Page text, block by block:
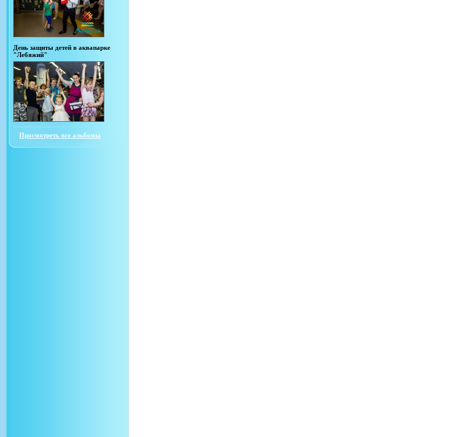
День защиты детей в аквапарке
"Лебяжий"
Просмотреть все альбомы